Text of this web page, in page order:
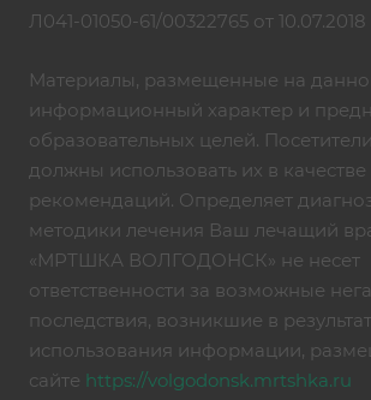
Л041-01050-61/00322765 от 10.07.2018
Материалы, размещенные на
информационный характер и
образовательных целей.
должны использовать их в
рекомендаций. Определяет
методики лечения Ваш лечащий
«МРТШКА ВОЛГОДОНСК» не несет
ответственности за возможные
последствия, возникшие в
использования информации,
сайте https://volgodonsk.mrtshka.ru